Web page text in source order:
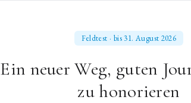
Theater
Feldtest · bis 31. August 2026
Ein neuer Weg, guten
zu honorieren